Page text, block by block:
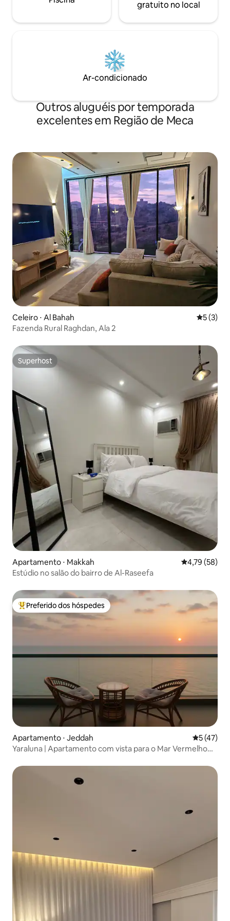
gratuito no local
Ar-condicionado
Outros aluguéis por temporada
excelentes em Região de Meca
Celeiro ⋅ Al Bahah 5 de
5 (3)
Fazenda Rural Raghdan, Ala 2
Superhost
Superhost
Apartamento ⋅ Makkah 4,79 de uma
4,79 (58)
Estúdio no salão do bairro de Al-Raseefa
Entre os melhores preferidos dos hóspedes
Preferido dos hóspedes
Apartamento ⋅ Jeddah 5 de uma
5 (47)
Yaraluna | Apartamento com vista para o Mar Vermelho